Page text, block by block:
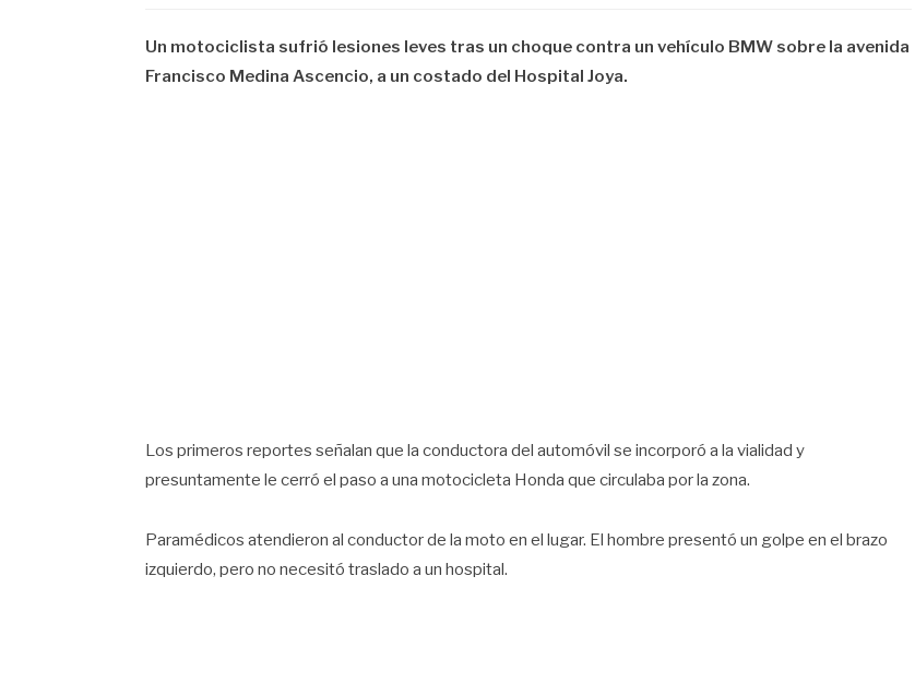
Un motociclista sufrió lesiones leves tras un choque contra un vehículo BMW sobre la avenida
Francisco Medina Ascencio, a un costado del Hospital Joya.
Los primeros reportes señalan que la conductora del automóvil se incorporó a la vialidad y
presuntamente le cerró el paso a una motocicleta Honda que circulaba por la zona.
Paramédicos atendieron al conductor de la moto en el lugar. El hombre presentó un golpe en el brazo
izquierdo, pero no necesitó traslado a un hospital.